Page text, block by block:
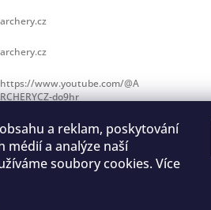
a reklam, poskytování
médií a analýze naší
soubory cookies. Více
archery.cz
archery.cz
https://www.youtube.com/@A
RCHERYCZ-do9hr
lukostřelbu